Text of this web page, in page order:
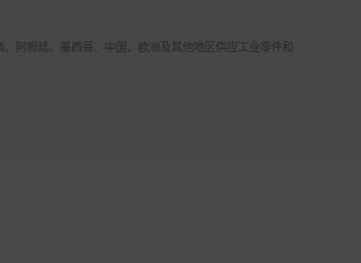
阿根廷、墨西哥、中国、欧洲及其他地区供应工业零件和